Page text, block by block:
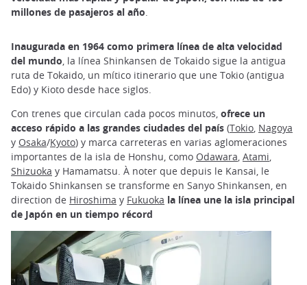
millones de pasajeros al año
Inaugurada en 1964 como primera línea de alta velocidad
del mundo, la línea Shinkansen de Tokaido sigue la antigua
ruta de Tokaido, un mítico itinerario que une Tokio (antigua
Edo) y Kioto desde hace siglos.
Con trenes que circulan cada pocos minutos, ofrece un
acceso rápido a las grandes ciudades del país (Tokio, Nagoya
y Osaka/Kyoto) y marca carreteras en varias aglomeraciones
importantes de la isla de Honshu, como Odawara, Atami,
Shizuoka y Hamamatsu. À noter que depuis le Kansai, le
Tokaido Shinkansen se transforme en Sanyo Shinkansen, en
direction de Hiroshima y Fukuoka la línea une la isla principal
de Japón en un tiempo récord